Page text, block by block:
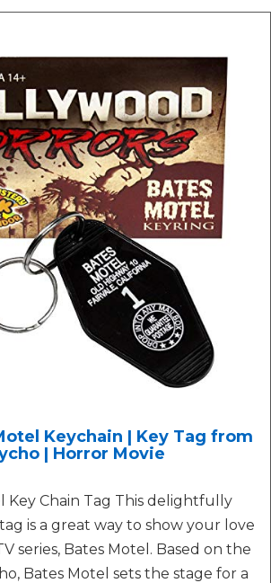
Keychain | Key Tag from
| Horror Movie
Key Chain Tag This delightfully
is a great way to show your love
series, Bates Motel. Based on the
Bates Motel sets the stage for a